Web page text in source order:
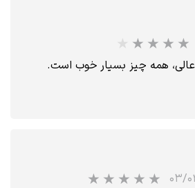
همه چیز بسیار خوب است.
۱۳